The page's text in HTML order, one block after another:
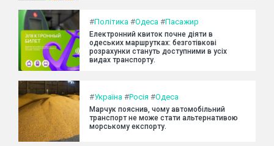
#Політика #Одеса #Пасажир
Електронний квиток почне діяти в
одеських маршрутках: безготівкові
розрахунки стануть доступними в усіх
видах транспорту.
#Україна #Росія #Одеса
Марчук пояснив, чому автомобільний
транспорт не може стати альтернативою
морському експорту.